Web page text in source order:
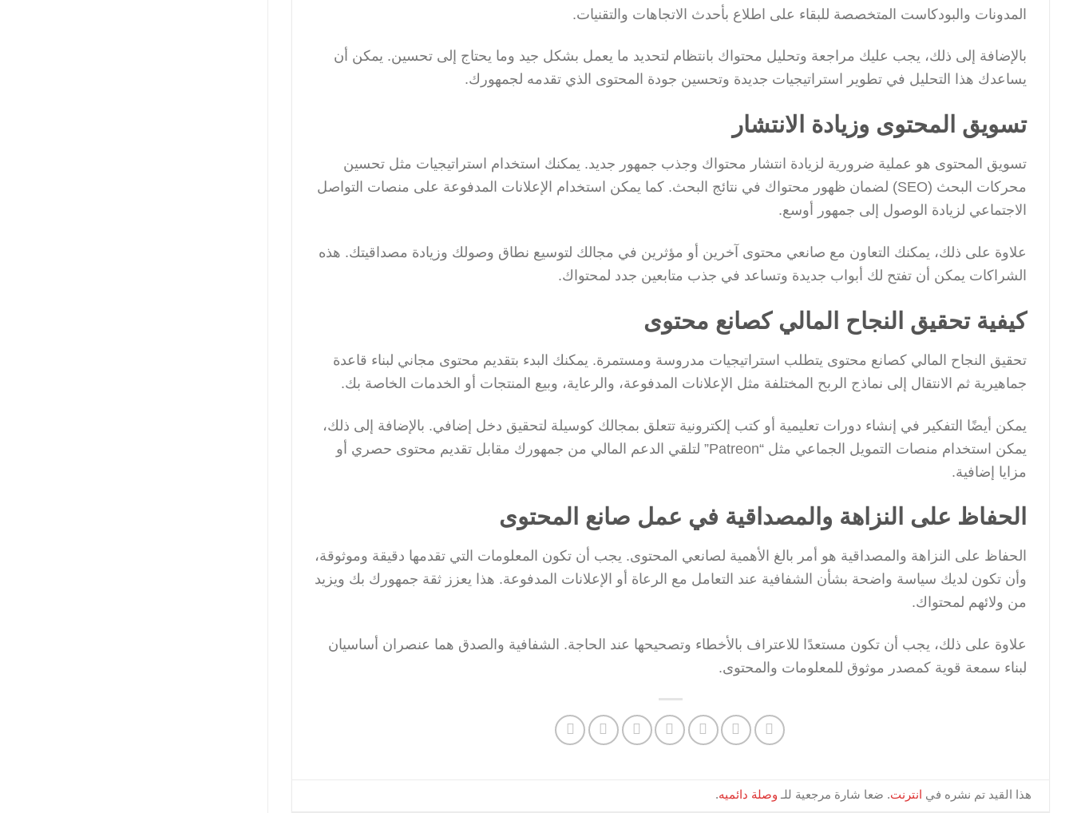
المدونات والبودكاست المتخصصة للبقاء على اطلاع بأحدث الاتجاهات والتقنيات.
بالإضافة إلى ذلك، يجب عليك مراجعة وتحليل محتواك بانتظام لتحديد ما يعمل بشكل جيد وما يحتاج إلى تحسين. يمكن أن
يساعدك هذا التحليل في تطوير استراتيجيات جديدة وتحسين جودة المحتوى الذي تقدمه لجمهورك.
تسويق المحتوى وزيادة الانتشار
تسويق المحتوى هو عملية ضرورية لزيادة انتشار محتواك وجذب جمهور جديد. يمكنك استخدام استراتيجيات مثل تحسين
محركات البحث (SEO) لضمان ظهور محتواك في نتائج البحث. كما يمكن استخدام الإعلانات المدفوعة على منصات التواصل
الاجتماعي لزيادة الوصول إلى جمهور أوسع.
علاوة على ذلك، يمكنك التعاون مع صانعي محتوى آخرين أو مؤثرين في مجالك لتوسيع نطاق وصولك وزيادة مصداقيتك. هذه
الشراكات يمكن أن تفتح لك أبواب جديدة وتساعد في جذب متابعين جدد لمحتواك.
كيفية تحقيق النجاح المالي كصانع محتوى
تحقيق النجاح المالي كصانع محتوى يتطلب استراتيجيات مدروسة ومستمرة. يمكنك البدء بتقديم محتوى مجاني لبناء قاعدة
جماهيرية ثم الانتقال إلى نماذج الربح المختلفة مثل الإعلانات المدفوعة، والرعاية، وبيع المنتجات أو الخدمات الخاصة بك.
يمكن أيضًا التفكير في إنشاء دورات تعليمية أو كتب إلكترونية تتعلق بمجالك كوسيلة لتحقيق دخل إضافي. بالإضافة إلى ذلك،
يمكن استخدام منصات التمويل الجماعي مثل “Patreon” لتلقي الدعم المالي من جمهورك مقابل تقديم محتوى حصري أو
مزايا إضافية.
الحفاظ على النزاهة والمصداقية في عمل صانع المحتوى
الحفاظ على النزاهة والمصداقية هو أمر بالغ الأهمية لصانعي المحتوى. يجب أن تكون المعلومات التي تقدمها دقيقة وموثوقة،
وأن تكون لديك سياسة واضحة بشأن الشفافية عند التعامل مع الرعاة أو الإعلانات المدفوعة. هذا يعزز ثقة جمهورك بك ويزيد
من ولائهم لمحتواك.
علاوة على ذلك، يجب أن تكون مستعدًا للاعتراف بالأخطاء وتصحيحها عند الحاجة. الشفافية والصدق هما عنصران أساسيان
لبناء سمعة قوية كمصدر موثوق للمعلومات والمحتوى.
هذا القيد تم نشره في انترنت. ضعا شارة مرجعية للـ وصلة دائميه.